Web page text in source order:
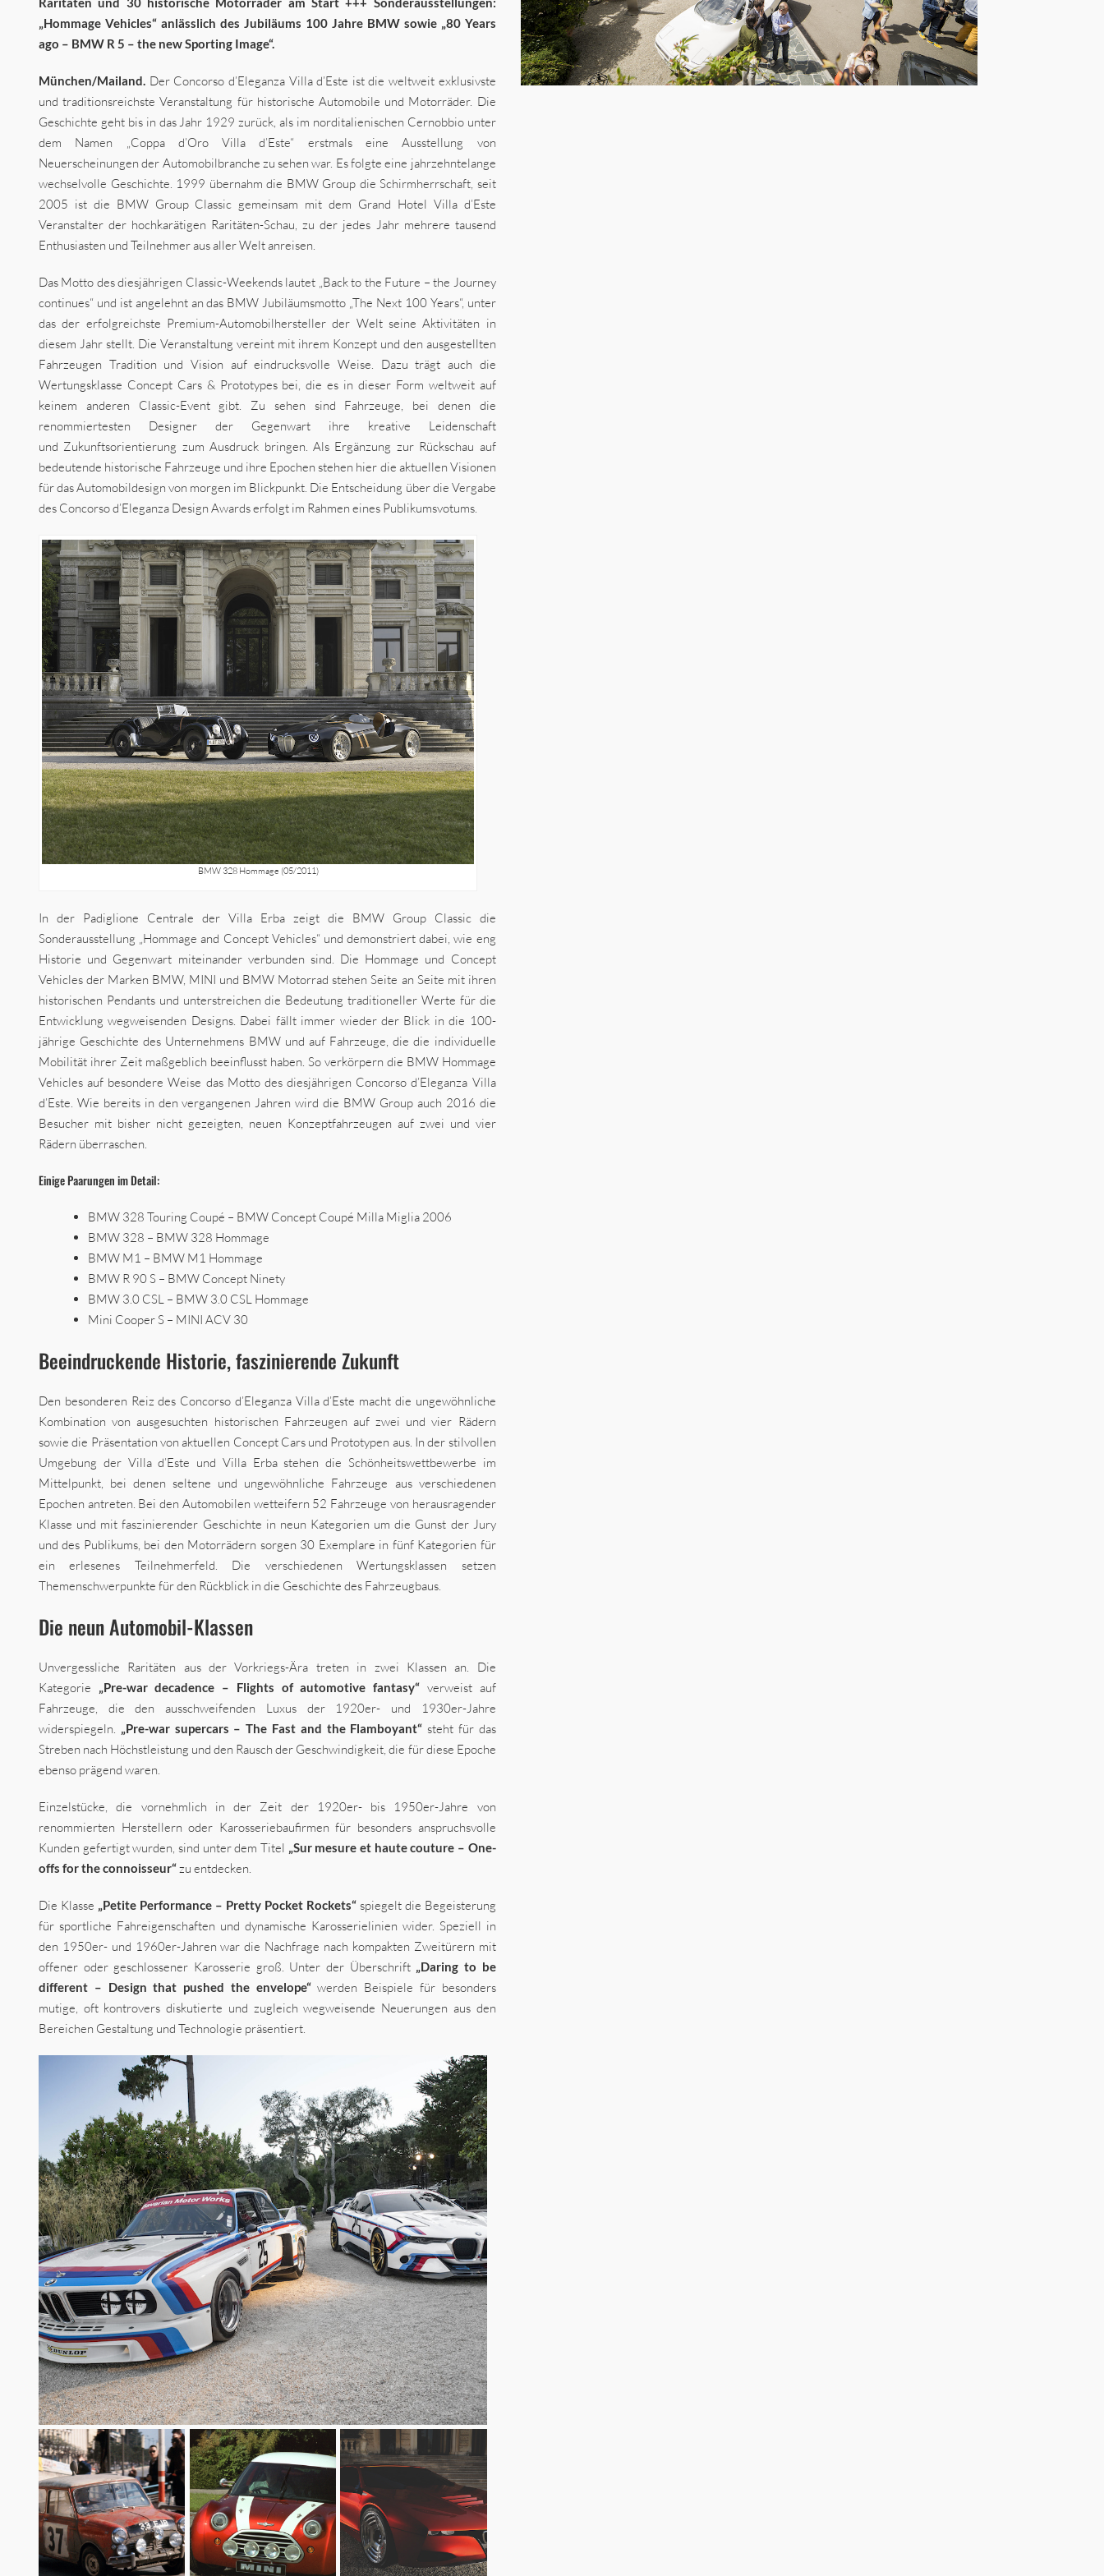
„Hommage Vehicles“ anlässlich des Jubiläums 100 Jahre BMW sowie „80 Years
ago – BMW R 5 – the new Sporting Image“.
München/Mailand. Der Concorso d’Eleganza Villa d’Este ist die weltweit exklusivste
und traditionsreichste Veranstaltung für historische Automobile und Motorräder. Die
Geschichte geht bis in das Jahr 1929 zurück, als im norditalienischen Cernobbio unter
dem Namen „Coppa d’Oro Villa d’Este“ erstmals eine Ausstellung von
Neuerscheinungen der Automobilbranche zu sehen war. Es folgte eine jahrzehntelange
wechselvolle Geschichte. 1999 übernahm die BMW Group die Schirmherrschaft, seit
2005 ist die BMW Group Classic gemeinsam mit dem Grand Hotel Villa d’Este
Veranstalter der hochkarätigen Raritäten-Schau, zu der jedes Jahr mehrere tausend
Enthusiasten und Teilnehmer aus aller Welt anreisen.
Das Motto des diesjährigen Classic-Weekends lautet „Back to the Future – the Journey
continues“ und ist angelehnt an das BMW Jubiläumsmotto „The Next 100 Years“, unter
das der erfolgreichste Premium-Automobilhersteller der Welt seine Aktivitäten in
diesem Jahr stellt. Die Veranstaltung vereint mit ihrem Konzept und den ausgestellten
Fahrzeugen Tradition und Vision auf eindrucksvolle Weise. Dazu trägt auch die
Wertungsklasse Concept Cars & Prototypes bei, die es in dieser Form weltweit auf
keinem anderen Classic-Event gibt. Zu sehen sind Fahrzeuge, bei denen die
renommiertesten Designer der Gegenwart ihre kreative Leidenschaft
und Zukunftsorientierung zum Ausdruck bringen. Als Ergänzung zur Rückschau auf
bedeutende historische Fahrzeuge und ihre Epochen stehen hier die aktuellen Visionen
für das Automobildesign von morgen im Blickpunkt. Die Entscheidung über die Vergabe
des Concorso d’Eleganza Design Awards erfolgt im Rahmen eines Publikumsvotums.
BMW 328 Hommage (05/2011)
In der Padiglione Centrale der Villa Erba zeigt die BMW Group Classic die
Sonderausstellung „Hommage and Concept Vehicles“ und demonstriert dabei, wie eng
Historie und Gegenwart miteinander verbunden sind. Die Hommage und Concept
Vehicles der Marken BMW, MINI und BMW Motorrad stehen Seite an Seite mit ihren
historischen Pendants und unterstreichen die Bedeutung traditioneller Werte für die
Entwicklung wegweisenden Designs. Dabei fällt immer wieder der Blick in die 100-
jährige Geschichte des Unternehmens BMW und auf Fahrzeuge, die die individuelle
Mobilität ihrer Zeit maßgeblich beeinflusst haben. So verkörpern die BMW Hommage
Vehicles auf besondere Weise das Motto des diesjährigen Concorso d’Eleganza Villa
d’Este. Wie bereits in den vergangenen Jahren wird die BMW Group auch 2016 die
Besucher mit bisher nicht gezeigten, neuen Konzeptfahrzeugen auf zwei und vier
Rädern überraschen.
Einige Paarungen im Detail:
BMW 328 Touring Coupé – BMW Concept Coupé Milla Miglia 2006
BMW 328 – BMW 328 Hommage
BMW M1 – BMW M1 Hommage
BMW R 90 S – BMW Concept Ninety
BMW 3.0 CSL – BMW 3.0 CSL Hommage
Mini Cooper S – MINI ACV 30
Beeindruckende Historie, faszinierende Zukunft
Den besonderen Reiz des Concorso d’Eleganza Villa d’Este macht die ungewöhnliche
Kombination von ausgesuchten historischen Fahrzeugen auf zwei und vier Rädern
sowie die Präsentation von aktuellen Concept Cars und Prototypen aus. In der stilvollen
Umgebung der Villa d’Este und Villa Erba stehen die Schönheitswettbewerbe im
Mittelpunkt, bei denen seltene und ungewöhnliche Fahrzeuge aus verschiedenen
Epochen antreten. Bei den Automobilen wetteifern 52 Fahrzeuge von herausragender
Klasse und mit faszinierender Geschichte in neun Kategorien um die Gunst der Jury
und des Publikums, bei den Motorrädern sorgen 30 Exemplare in fünf Kategorien für
ein erlesenes Teilnehmerfeld. Die verschiedenen Wertungsklassen setzen
Themenschwerpunkte für den Rückblick in die Geschichte des Fahrzeugbaus.
Die neun Automobil-Klassen
Unvergessliche Raritäten aus der Vorkriegs-Ära treten in zwei Klassen an. Die
Kategorie „Pre-war decadence – Flights of automotive fantasy“ verweist auf
Fahrzeuge, die den ausschweifenden Luxus der 1920er- und 1930er-Jahre
widerspiegeln. „Pre-war supercars – The Fast and the Flamboyant“steht für das
Streben nach Höchstleistung und den Rausch der Geschwindigkeit, die für diese Epoche
ebenso prägend waren.
Einzelstücke, die vornehmlich in der Zeit der 1920er- bis 1950er-Jahre von
renommierten Herstellern oder Karosseriebaufirmen für besonders anspruchsvolle
Kunden gefertigt wurden, sind unter dem Titel „Sur mesure et haute couture – One-
offs for the connoisseur“zu entdecken.
Die Klasse „Petite Performance – Pretty Pocket Rockets“ spiegelt die Begeisterung
für sportliche Fahreigenschaften und dynamische Karosserielinien wider. Speziell in
den 1950er- und 1960er-Jahren war die Nachfrage nach kompakten Zweitürern mit
offener oder geschlossener Karosserie groß. Unter der Überschrift „Daring to be
different – Design that pushed the envelope“werden Beispiele für besonders
mutige, oft kontrovers diskutierte und zugleich wegweisende Neuerungen aus den
Bereichen Gestaltung und Technologie präsentiert.